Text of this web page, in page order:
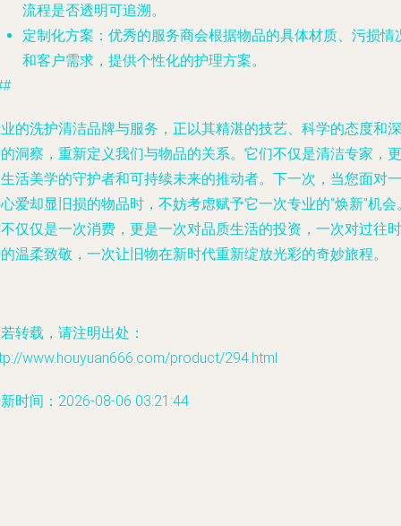
流程是否透明可追溯。
定制化方案 ：优秀的服务商会根据物品的具体材质、污损情
和客户需求，提供个性化的护理方案。
的洗护清洁品牌与服务，正以其精湛的技艺、科学的态度和深
洞察，重新定义我们与物品的关系。它们不仅是清洁专家，更
活美学的守护者和可持续未来的推动者。下一次，当您面对一
爱却显旧损的物品时，不妨考虑赋予它一次专业的“焕新”机会
仅仅是一次消费，更是一次对品质生活的投资，一次对过往时
温柔致敬，一次让旧物在新时代重新绽放光彩的奇妙旅程。
转载，请注明出处：
www.houyuan666.com/product/294.html
时间：2026-08-06 03:21:44